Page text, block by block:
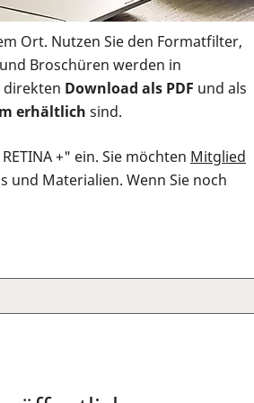
Ort. Nutzen Sie den Formatfilter,
Broschüren werden in
direkten Download als PDF und als
erhältlich sind.
+" ein. Sie möchten Mitglied
und Materialien. Wenn Sie noch